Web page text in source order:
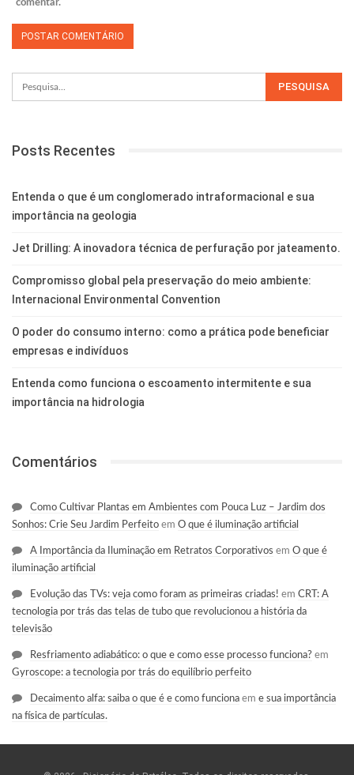
comentar.
Posts Recentes
Entenda o que é um conglomerado intraformacional e sua
importância na geologia
Jet Drilling: A inovadora técnica de perfuração por jateamento.
Compromisso global pela preservação do meio ambiente:
Internacional Environmental Convention
O poder do consumo interno: como a prática pode beneficiar
empresas e indivíduos
Entenda como funciona o escoamento intermitente e sua
importância na hidrologia
Comentários
Como Cultivar Plantas em Ambientes com Pouca Luz – Jardim dos
Sonhos: Crie Seu Jardim Perfeito em O que é iluminação artificial
A Importância da Iluminação em Retratos Corporativos em O que é
iluminação artificial
Evolução das TVs: veja como foram as primeiras criadas! em CRT: A
tecnologia por trás das telas de tubo que revolucionou a história da
televisão
Resfriamento adiabático: o que e como esse processo funciona? em
Gyroscope: a tecnologia por trás do equilíbrio perfeito
Decaimento alfa: saiba o que é e como funciona em e sua importância
na física de partículas.